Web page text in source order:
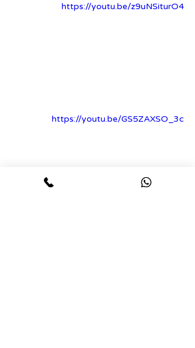
https://youtu.be/z9uNSiturO4
https://youtu.be/GS5ZAXSO_3c